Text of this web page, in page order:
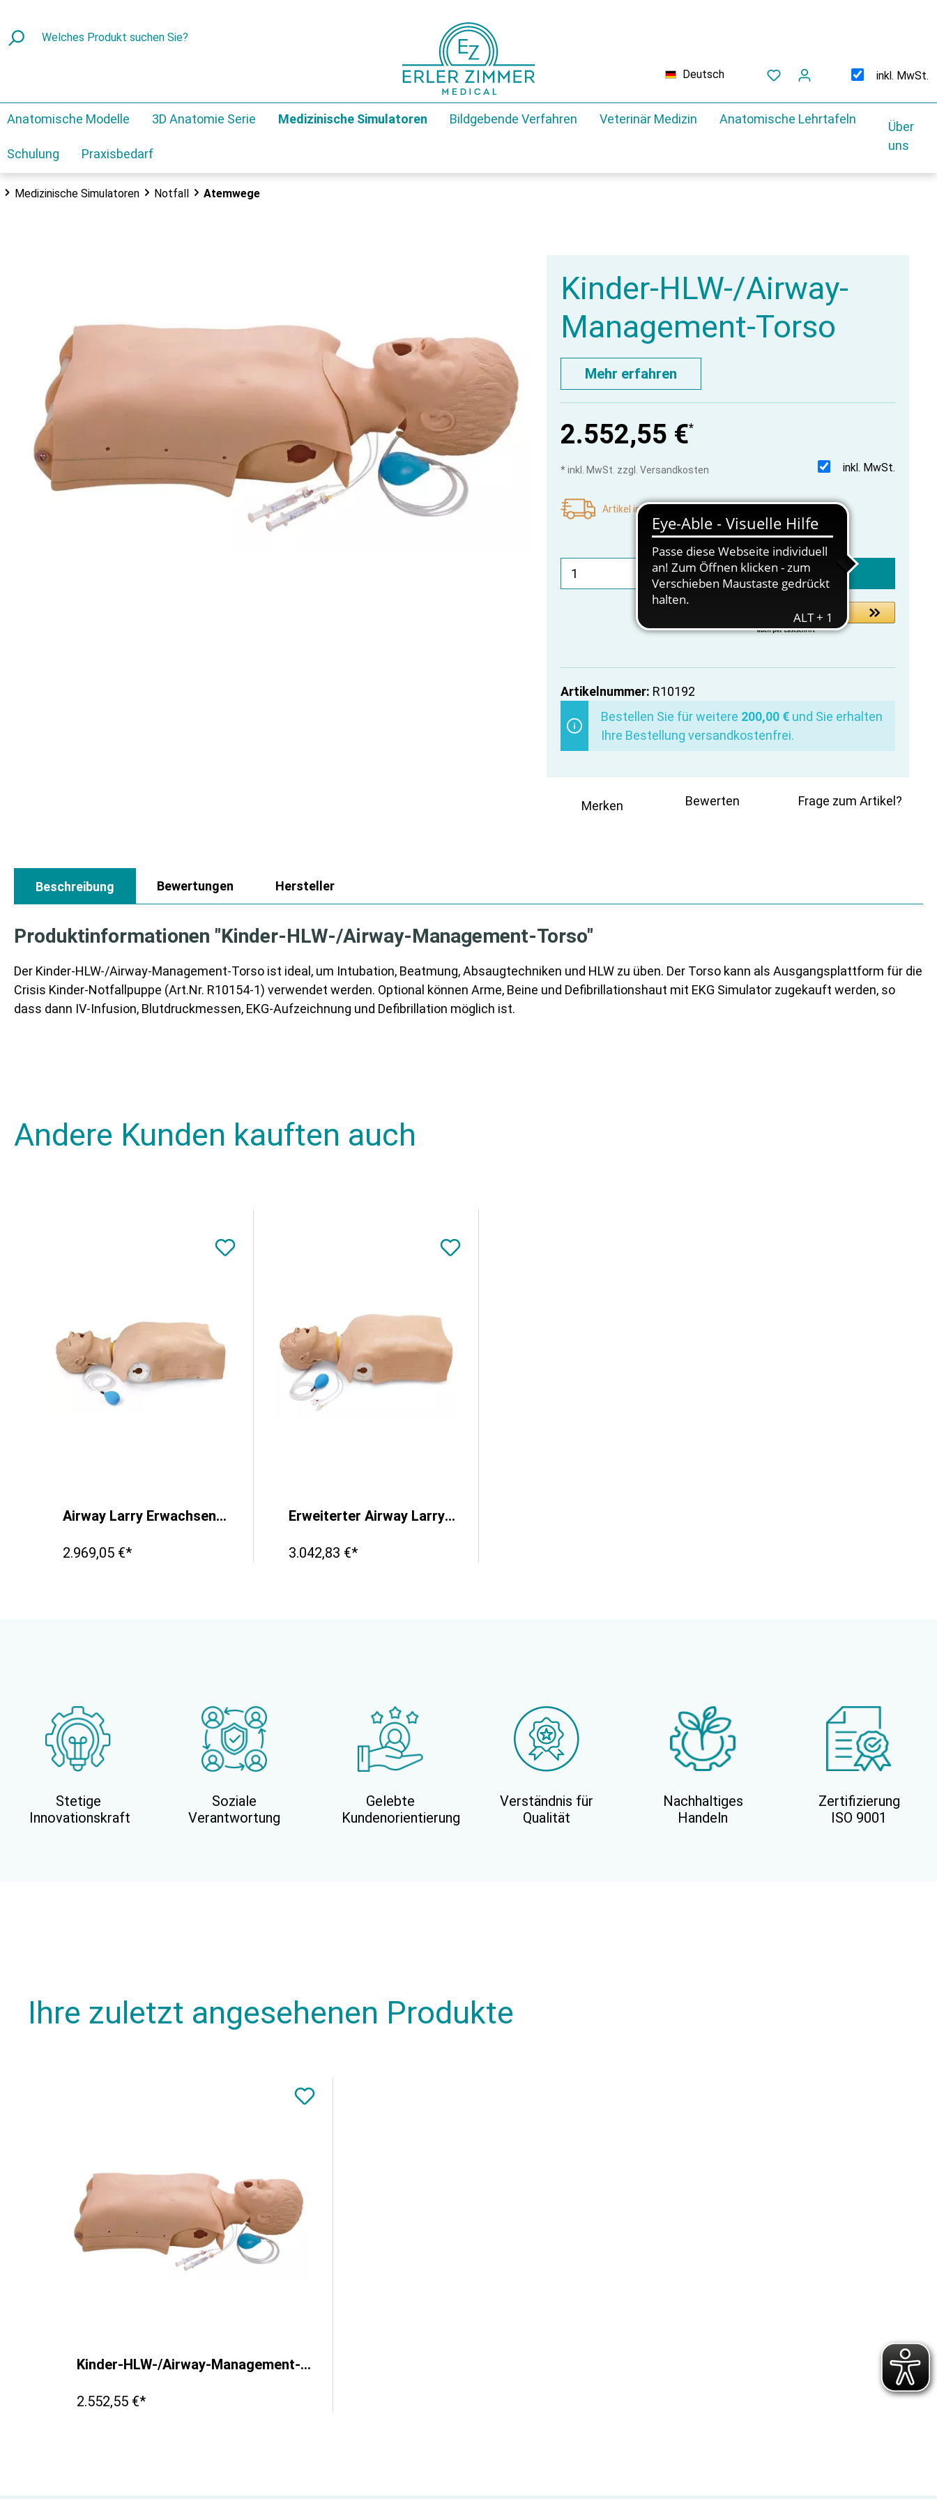
Deutsch inkl. MwSt.
Anatomische Modelle 3D Anatomie Serie Medizinische Simulatoren Bildgebende Verfahren Veterinär Medizin Anatomische Lehrtafeln
Schulung Praxisbedarf
Über
uns
Medizinische Simulatoren Notfall Atemwege
Kinder-HLW-/Airway-
Management-Torso
Mehr erfahren
2.552,55 €*
inkl. MwSt.
* inkl. MwSt. zzgl. Versandkosten
Artikel in Produktion, lieferbar vorauss. in 2-3 Wochen
In den Warenkorb
Artikelnummer: R10192
Bestellen Sie für weitere 200,00 € und Sie erhalten
Ihre Bestellung versandkostenfrei.
Merken Bewerten Frage zum Artikel?
Beschreibung Bewertungen Hersteller
Produktinformationen "Kinder-HLW-/Airway-Management-Torso"
Der Kinder-HLW-/Airway-Management-Torso ist ideal, um Intubation, Beatmung, Absaugtechniken und HLW zu üben. Der Torso kann als Ausgangsplattform für die
Crisis Kinder-Notfallpuppe (Art.Nr. R10154-1) verwendet werden. Optional können Arme, Beine und Defibrillationshaut mit EKG Simulator zugekauft werden, so
dass dann IV-Infusion, Blutdruckmessen, EKG-Aufzeichnung und Defibrillation möglich ist.
Andere Kunden kauften auch
Airway Larry Erwachsenen-Airway Management Trainer Torso
2.969,05 €*
Erweiterter Airway Larry Erwachsenen-Airway Management Trainer Torso
3.042,83 €*
Stetige
Innovationskraft
Soziale
Verantwortung
Gelebte
Kundenorientierung
Verständnis für
Qualität
Nachhaltiges
Handeln
Zertifizierung
ISO 9001
Ihre zuletzt angesehenen Produkte
Kinder-HLW-/Airway-Management-Torso
2.552,55 €*